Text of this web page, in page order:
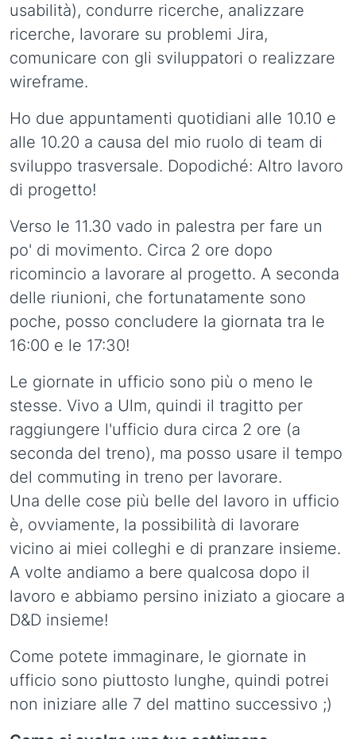
usabilità), condurre ricerche, analizzare
ricerche, lavorare su problemi Jira,
comunicare con gli sviluppatori o realizzare
wireframe.
Ho due appuntamenti quotidiani alle 10.10 e
alle 10.20 a causa del mio ruolo di team di
sviluppo trasversale. Dopodiché: Altro lavoro
di progetto!
Verso le 11.30 vado in palestra per fare un
po' di movimento. Circa 2 ore dopo
ricomincio a lavorare al progetto. A seconda
delle riunioni, che fortunatamente sono
poche, posso concludere la giornata tra le
16:00 e le 17:30!
Le giornate in ufficio sono più o meno le
stesse. Vivo a Ulm, quindi il tragitto per
raggiungere l'ufficio dura circa 2 ore (a
seconda del treno), ma posso usare il tempo
del commuting in treno per lavorare.
Una delle cose più belle del lavoro in ufficio
è, ovviamente, la possibilità di lavorare
vicino ai miei colleghi e di pranzare insieme.
A volte andiamo a bere qualcosa dopo il
lavoro e abbiamo persino iniziato a giocare a
D&D insieme!
Come potete immaginare, le giornate in
ufficio sono piuttosto lunghe, quindi potrei
non iniziare alle 7 del mattino successivo ;)